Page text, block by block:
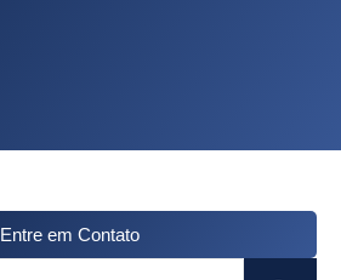
Entre em Contato